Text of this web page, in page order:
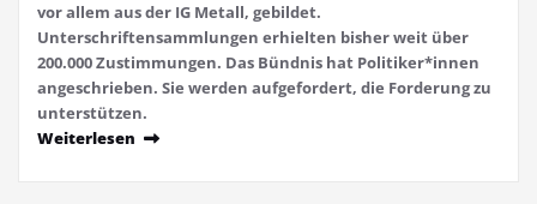
vor allem aus der IG Metall, gebildet.
Unterschriftensammlungen erhielten bisher weit über
200.000 Zustimmungen. Das Bündnis hat Politiker*innen
angeschrieben. Sie werden aufgefordert, die Forderung zu
unterstützen.
Weiterlesen